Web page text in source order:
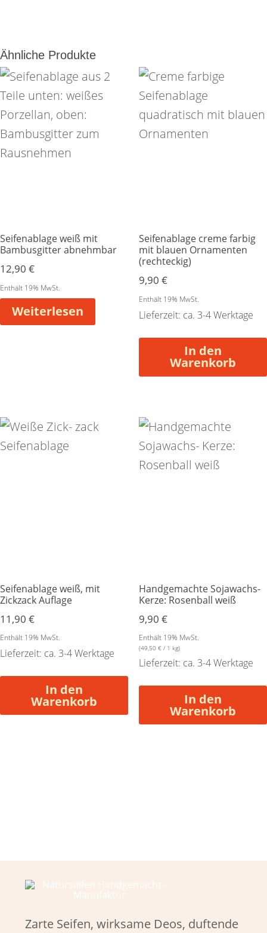
Ähnliche Produkte
Seifenablage weiß mit
Bambusgitter abnehmbar
12,90 €
Enthält 19% MwSt.
Weiterlesen
Seifenablage creme farbig
mit blauen Ornamenten
(rechteckig)
9,90 €
Enthält 19% MwSt.
Lieferzeit: ca. 3-4 Werktage
In den
Warenkorb
Seifenablage weiß, mit
Zickzack Auflage
11,90 €
Enthält 19% MwSt.
Lieferzeit: ca. 3-4 Werktage
In den
Warenkorb
Handgemachte Sojawachs-
Kerze: Rosenball weiß
9,90 €
Enthält 19% MwSt.
(49,50 €/ 1 kg)
Lieferzeit: ca. 3-4 Werktage
In den
Warenkorb
Zarte Seifen, wirksame Deos, duftende